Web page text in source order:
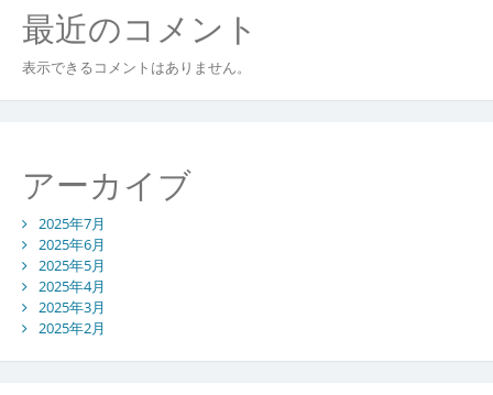
最近のコメント
表示できるコメントはありません。
アーカイブ
2025年7月
2025年6月
2025年5月
2025年4月
2025年3月
2025年2月